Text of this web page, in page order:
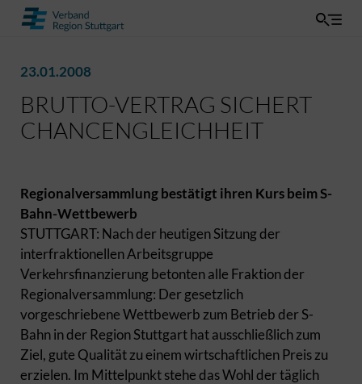
23.01.2008
BRUTTO-VERTRAG SICHERT
CHANCENGLEICHHEIT
Regionalversammlung bestätigt ihren Kurs beim S-
Bahn-Wettbewerb
STUTTGART: Nach der heutigen Sitzung der
interfraktionellen Arbeitsgruppe
Verkehrsfinanzierung betonten alle Fraktion der
Regionalversammlung: Der gesetzlich
vorgeschriebene Wettbewerb zum Betrieb der S-
Bahn in der Region Stuttgart hat ausschließlich zum
Ziel, gute Qualität zu einem wirtschaftlichen Preis zu
erzielen. Im Mittelpunkt stehe das Wohl der täglich